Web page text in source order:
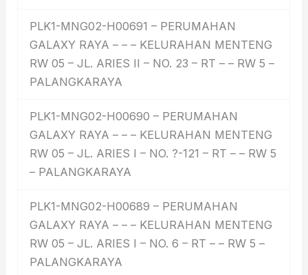
PLK1-MNG02-H00691 – PERUMAHAN
GALAXY RAYA – – – KELURAHAN MENTENG
RW 05 – JL. ARIES II – NO. 23 – RT – – RW 5 –
PALANGKARAYA
PLK1-MNG02-H00690 – PERUMAHAN
GALAXY RAYA – – – KELURAHAN MENTENG
RW 05 – JL. ARIES I – NO. ?-121 – RT – – RW 5
– PALANGKARAYA
PLK1-MNG02-H00689 – PERUMAHAN
GALAXY RAYA – – – KELURAHAN MENTENG
RW 05 – JL. ARIES I – NO. 6 – RT – – RW 5 –
PALANGKARAYA